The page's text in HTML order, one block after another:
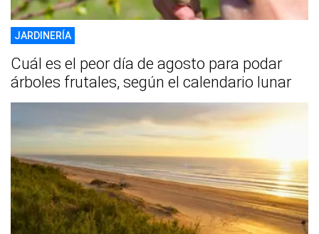
JARDINERÍA
Cuál es el peor día de agosto para podar
árboles frutales, según el calendario lunar